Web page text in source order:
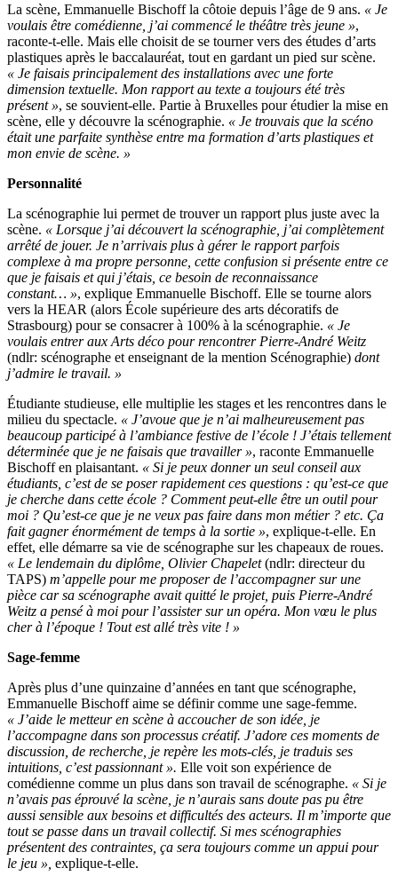
La scène, Emmanuelle Bischoff la côtoie depuis l’âge de 9 ans. « Je
voulais être comédienne, j’ai commencé le théâtre très jeune »,
raconte-t-elle. Mais elle choisit de se tourner vers des études d’arts
plastiques après le baccalauréat, tout en gardant un pied sur scène.
« Je faisais principalement des installations avec une forte
dimension textuelle. Mon rapport au texte a toujours été très
présent », se souvient-elle. Partie à Bruxelles pour étudier la mise en
scène, elle y découvre la scénographie. « Je trouvais que la scéno
était une parfaite synthèse entre ma formation d’arts plastiques et
mon envie de scène. »
Personnalité
La scénographie lui permet de trouver un rapport plus juste avec la
scène. « Lorsque j’ai découvert la scénographie, j’ai complètement
arrêté de jouer. Je n’arrivais plus à gérer le rapport parfois
complexe à ma propre personne, cette confusion si présente entre ce
que je faisais et qui j’étais, ce besoin de reconnaissance
constant… », explique Emmanuelle Bischoff. Elle se tourne alors
vers la HEAR (alors École supérieure des arts décoratifs de
Strasbourg) pour se consacrer à 100% à la scénographie. « Je
voulais entrer aux Arts déco pour rencontrer Pierre-André Weitz
(ndlr: scénographe et enseignant de la mention Scénographie) dont
j’admire le travail. »
Étudiante studieuse, elle multiplie les stages et les rencontres dans le
milieu du spectacle. « J’avoue que je n’ai malheureusement pas
beaucoup participé à l’ambiance festive de l’école ! J’étais tellement
déterminée que je ne faisais que travailler », raconte Emmanuelle
Bischoff en plaisantant. « Si je peux donner un seul conseil aux
étudiants, c’est de se poser rapidement ces questions : qu’est-ce que
je cherche dans cette école ? Comment peut-elle être un outil pour
moi ? Qu’est-ce que je ne veux pas faire dans mon métier ? etc. Ça
fait gagner énormément de temps à la sortie », explique-t-elle. En
effet, elle démarre sa vie de scénographe sur les chapeaux de roues.
« Le lendemain du diplôme, Olivier Chapelet(ndlr: directeur du
TAPS) m’appelle pour me proposer de l’accompagner sur une
pièce car sa scénographe avait quitté le projet, puis Pierre-André
Weitz a pensé à moi pour l’assister sur un opéra. Mon vœu le plus
cher à l’époque ! Tout est allé très vite ! »
Sage-femme
Après plus d’une quinzaine d’années en tant que scénographe,
Emmanuelle Bischoff aime se définir comme une sage-femme.
« J’aide le metteur en scène à accoucher de son idée, je
l’accompagne dans son processus créatif. J’adore ces moments de
discussion, de recherche, je repère les mots-clés, je traduis ses
intuitions, c’est passionnant ». Elle voit son expérience de
comédienne comme un plus dans son travail de scénographe. « Si je
n’avais pas éprouvé la scène, je n’aurais sans doute pas pu être
aussi sensible aux besoins et difficultés des acteurs. Il m’importe que
tout se passe dans un travail collectif. Si mes scénographies
présentent des contraintes, ça sera toujours comme un appui pour
le jeu », explique-t-elle.